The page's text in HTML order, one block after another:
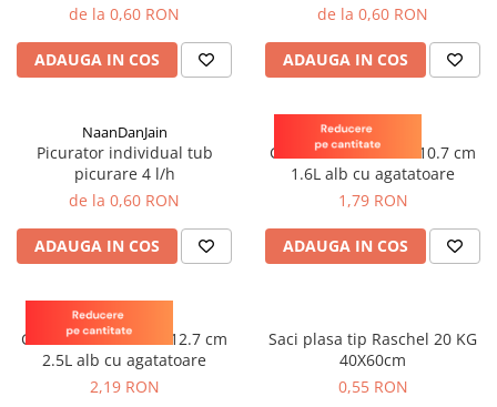
Turba si Substraturi
Ingrasaminte
Ingrasaminte BIO
Biostimulatori
Ingrasaminte pentru gazon si
plante ornamentale
Ingrasaminte de baza
Ingrasaminte lichide
Ingrasaminte solubile
Alveole, tavi si ghivece
Folii si plase agricole
Materiale pentru solarii
de la 0,60 RON
ADAUGA IN COS
de la 0,60 RON
ADAUGA IN COS
NaanDanJain
Picurator individual tub
picurare 4 l/h
de la 0,60 RON
ADAUGA IN COS
Teku
Ghiveci rotund 17 x 10.7 cm
1.6L alb cu agatatoare
1,79 RON
ADAUGA IN COS
Teku
Ghiveci rotund 19 x 12.7 cm
2.5L alb cu agatatoare
2,19 RON
Saci plasa tip Raschel 20 KG
40X60cm
0,55 RON